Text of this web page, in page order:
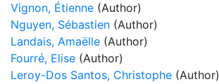
Vignon, Étienne (Author)
Nguyen, Sébastien (Author)
Landais, Amaëlle (Author)
Fourré, Elise (Author)
Leroy-Dos Santos, Christophe (Author)